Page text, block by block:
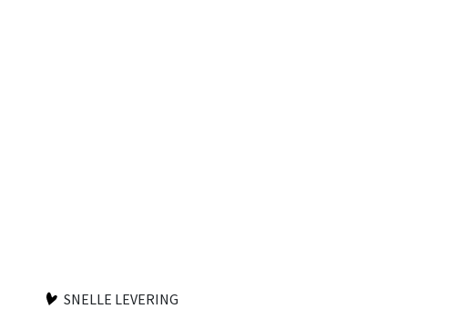
SNELLE LEVERING